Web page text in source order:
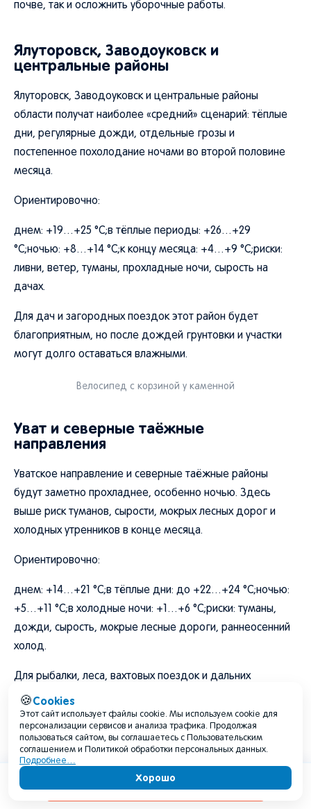
почве, так и осложнить уборочные работы.
Ялуторовск, Заводоуковск и
центральные районы
Ялуторовск, Заводоуковск и центральные районы
области получат наиболее «средний» сценарий: тёплые
дни, регулярные дожди, отдельные грозы и
постепенное похолодание ночами во второй половине
месяца.
Ориентировочно:
днем: +19…+25 °C;в тёплые периоды: +26…+29
°C;ночью: +8…+14 °C;к концу месяца: +4…+9 °C;риски:
ливни, ветер, туманы, прохладные ночи, сырость на
дачах.
Для дач и загородных поездок этот район будет
благоприятным, но после дождей грунтовки и участки
могут долго оставаться влажными.
Велосипед с корзиной у каменной
Уват и северные таёжные
направления
Уватское направление и северные таёжные районы
будут заметно прохладнее, особенно ночью. Здесь
выше риск туманов, сырости, мокрых лесных дорог и
холодных утренников в конце месяца.
Ориентировочно:
днем: +14…+21 °C;в тёплые дни: до +22…+24 °C;ночью:
+5…+11 °C;в холодные ночи: +1…+6 °C;риски: туманы,
дожди, сырость, мокрые лесные дороги, раннеосенний
холод.
Для рыбалки, леса, вахтовых поездок и дальних
маршрутов в эту сторону уже нужна почти осенняя
экипировка.
Леса, болота, грибы и ягоды
Август - важный месяц для лесов Тюменской области.
Содержание
🍪Cookies
Этот сайт использует файлы cookie. Мы используем cookie для
персонализации сервисов и анализа трафика. Продолжая
пользоваться сайтом, вы соглашаетесь с Пользовательским
соглашением и Политикой обработки персональных данных.
Подробнее…
Хорошо